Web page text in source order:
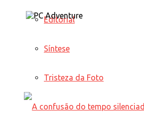
Editorial
Síntese
Tristeza da Foto